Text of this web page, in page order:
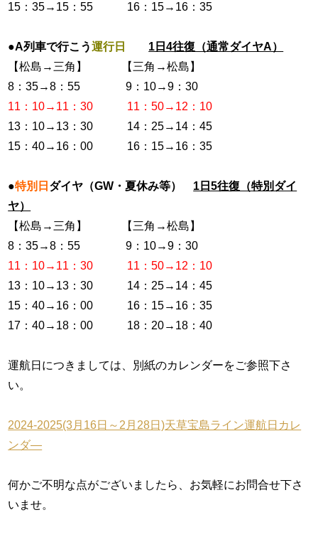
15：35→15：55 16：15→16：35
●A列車で行こう運行日
1日4往復（通常ダイヤA）
【松島→三角】 【三角→松島】
8：35→8：55 9：10→9：30
11：10→11：30 11：50→12：10
13：10→13：30 14：25→14：45
15：40→16：00 16：15→16：35
●特別日 ダイヤ（GW・夏休み等） 1日5往復（特別ダイ
ヤ）
【松島→三角】 【三角→松島】
8：35→8：55 9：10→9：30
11：10→11：30 11：50→12：10
13：10→13：30 14：25→14：45
15：40→16：00 16：15→16：35
17：40→18：00 18：20→18：40
運航日につきましては、別紙のカレンダーをご参照下さ
い。
2024-2025(3月16日～2月28日)天草宝島ライン運航日カレ
ンダ―
何かご不明な点がございましたら、お気軽にお問合せ下さ
いませ。